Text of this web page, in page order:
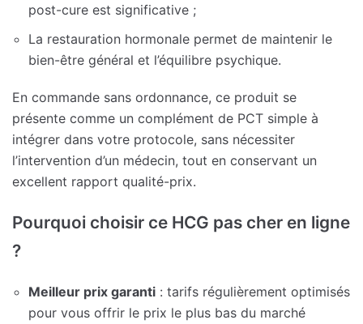
post-cure est significative ;
La restauration hormonale permet de maintenir le
bien-être général et l’équilibre psychique.
En commande sans ordonnance, ce produit se
présente comme un complément de PCT simple à
intégrer dans votre protocole, sans nécessiter
l’intervention d’un médecin, tout en conservant un
excellent rapport qualité-prix.
Pourquoi choisir ce HCG pas cher en ligne
?
Meilleur prix garanti : tarifs régulièrement optimisés
pour vous offrir le prix le plus bas du marché